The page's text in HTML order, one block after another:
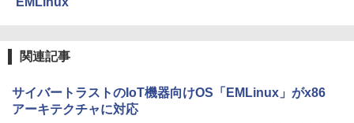
関連記事
サイバートラストのIoT機器向けOS「EMLinux」がx86
アーキテクチャに対応